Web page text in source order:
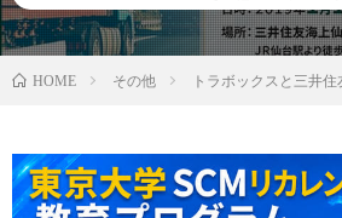
HOME その他 トラボックスと三井